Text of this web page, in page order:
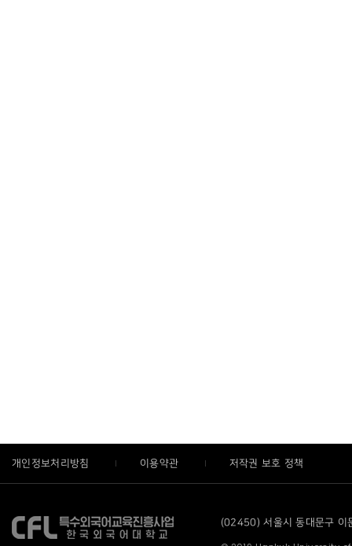
개인정보처리방침 이용약관 저작권 보호 정책
(02450) 서울시 동대문구